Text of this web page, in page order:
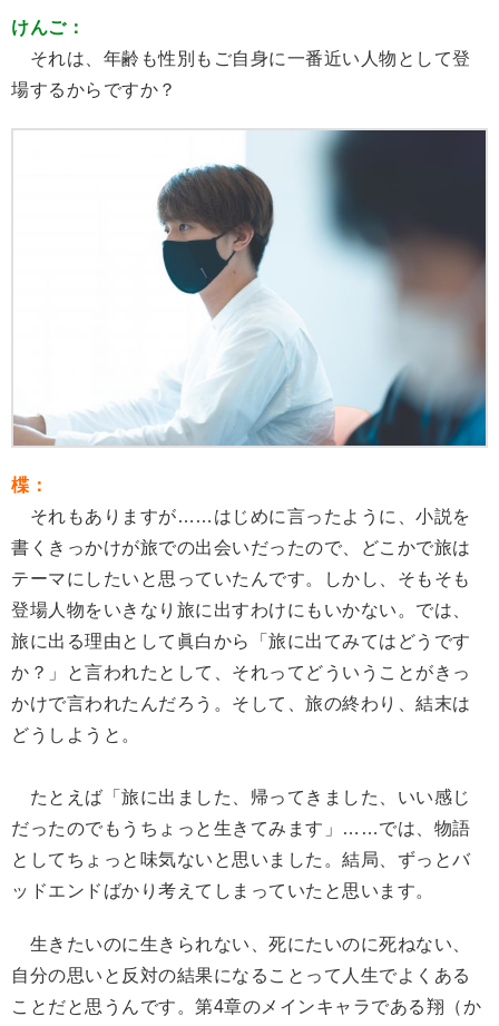
けんご：
それは、年齢も性別もご自身に一番近い人物として登
場するからですか？
楪：
それもありますが……はじめに言ったように、小説を
書くきっかけが旅での出会いだったので、どこかで旅は
テーマにしたいと思っていたんです。しかし、そもそも
登場人物をいきなり旅に出すわけにもいかない。では、
旅に出る理由として眞白から「旅に出てみてはどうです
か？」と言われたとして、それってどういうことがきっ
かけで言われたんだろう。そして、旅の終わり、結末は
どうしようと。
たとえば「旅に出ました、帰ってきました、いい感じ
だったのでもうちょっと生きてみます」……では、物語
としてちょっと味気ないと思いました。結局、ずっとバ
ッドエンドばかり考えてしまっていたと思います。
生きたいのに生きられない、死にたいのに死ねない、
自分の思いと反対の結果になることって人生でよくある
ことだと思うんです。第4章のメインキャラである翔（か